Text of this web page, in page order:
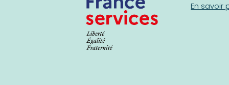
En savoir